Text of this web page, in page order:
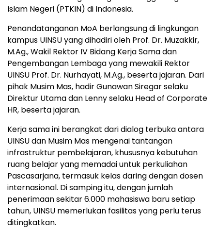
Islam Negeri (PTKIN) di Indonesia.
Penandatanganan MoA berlangsung di lingkungan
kampus UINSU yang dihadiri oleh Prof. Dr. Muzakkir,
M.Ag., Wakil Rektor IV Bidang Kerja Sama dan
Pengembangan Lembaga yang mewakili Rektor
UINSU Prof. Dr. Nurhayati, M.Ag., beserta jajaran. Dari
pihak Musim Mas, hadirGunawan Siregarselaku
Direktur Utama dan Lenny selaku Head of Corporate
HR, beserta jajaran.
Kerja sama ini berangkat dari dialog terbuka antara
UINSU dan Musim Mas mengenai tantangan
infrastruktur pembelajaran, khususnya kebutuhan
ruang belajar yang memadai untuk perkuliahan
Pascasarjana, termasuk kelas daring dengan dosen
internasional. Di samping itu, dengan jumlah
penerimaan sekitar 6.000 mahasiswa baru setiap
tahun, UINSU memerlukan fasilitas yang perlu terus
ditingkatkan.